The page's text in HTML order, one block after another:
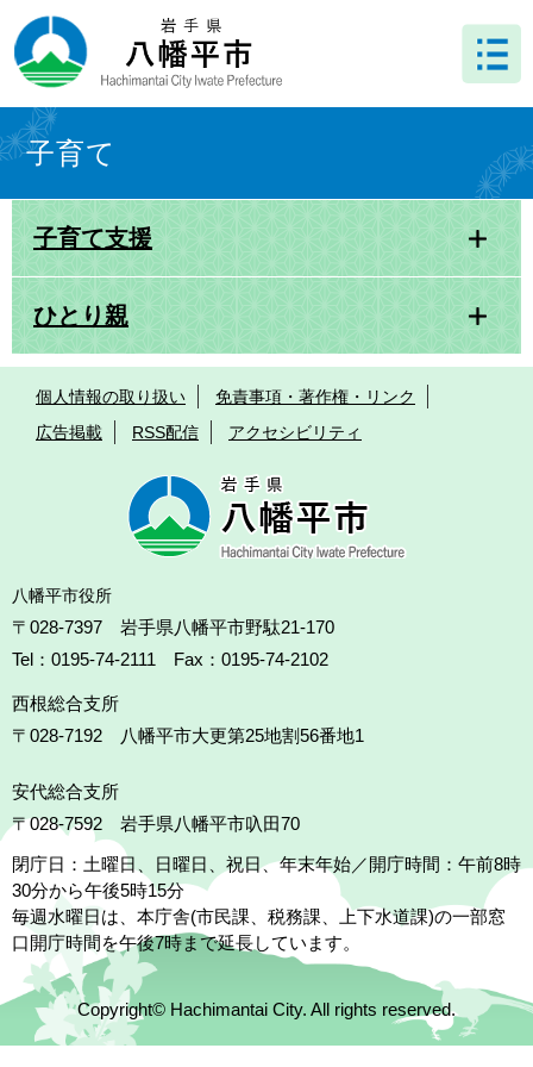
ー
ジ
先
頭
で
ニ
ュ
を
飛
ば
文 子育て
子育て支援
ひとり親
個人情報の取り扱い
免責事項・著作権・リンク
広告掲載
RSS配信 アクセシビリティ
八幡平市役所
〒028-7397 岩手県八幡平市野駄21-170
Tel：0195-74-2111 Fax：0195-74-2102
西根総合支所
〒028-7192
八幡平市大更第25地割56番地1
安代総合支所
〒028-7592
岩手県八幡平市叺田70
閉庁日：土曜日、日曜日、祝日、年末年始／開庁時間：午前8時
30分から午後5時15分
毎週水曜日は、本庁舎(市民課、税務課、上下水道課)の一部窓
口開庁時間を午後7時まで延長しています。
Copyright© Hachimantai City. All rights reserved.